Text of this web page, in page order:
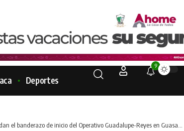
Deportes
9
el banderazo de inicio del Operativo Guadalupe-Reyes en Guasave.